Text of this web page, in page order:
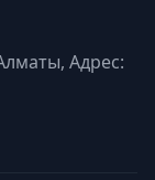
Адрес: